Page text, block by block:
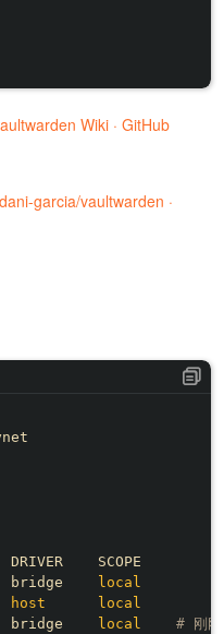
Wiki · GitHub
garcia/vaultwarden ·
SCOPE
bridge
local
host
local
bridge
local # 刚刚